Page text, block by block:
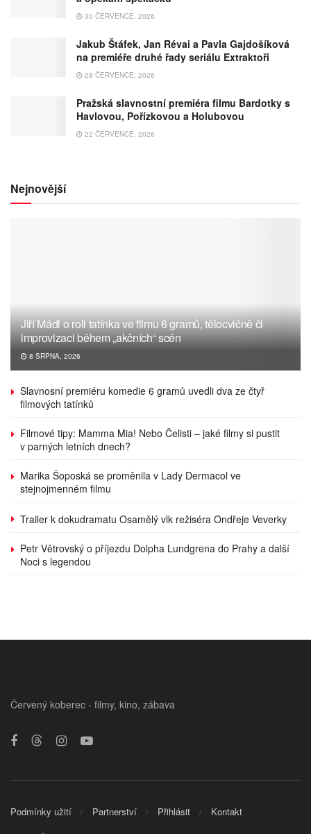
30 ČERVENCE, 2026
Jakub Štáfek, Jan Révai a Pavla Gajdošíková
na premiéře druhé řady seriálu Extraktoři
28 ČERVENCE, 2026
Pražská slavnostní premiéra filmu Bardotky s
Havlovou, Pořízkovou a Holubovou
22 ČERVENCE, 2026
Nejnovější
Jiří Mádl o roli tatínka ve filmu 6 gramů, tělocvičně či
improvizaci během „akčních“ scén
8 SRPNA, 2026
Slavnosní premiéru komedie 6 gramů uvedli dva ze čtyř
filmových tatínků
Filmové tipy: Mamma Mia! Nebo Čelisti – jaké filmy si pustit
v parných letních dnech?
Marika Šoposká se proměnila v Lady Dermacol ve
stejnojmenném filmu
Trailer k dokudramatu Osamělý vlk režiséra Ondřeje Veverky
Petr Větrovský o příjezdu Dolpha Lundgrena do Prahy a další
Noci s legendou
Červený koberec - filmy, kino, zábava
Podmínky užití Partnerství Přihlásit Kontakt